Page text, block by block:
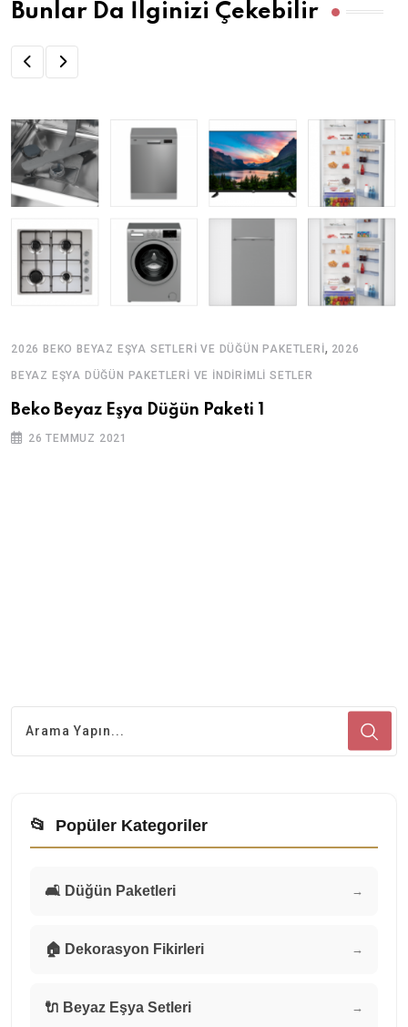
Bunlar Da İlginizi Çekebilir
2026 BEKO BEYAZ EŞYA SETLERI VE DÜĞÜN PAKETLERI, 2026
BEYAZ EŞYA DÜĞÜN PAKETLERI VE İNDIRIMLI SETLER
Beko Beyaz Eşya Düğün Paketi 1
26 TEMMUZ 2021
📂 Popüler Kategoriler
🛋️ Düğün Paketleri →
🏠 Dekorasyon Fikirleri →
🔌 Beyaz Eşya Setleri →